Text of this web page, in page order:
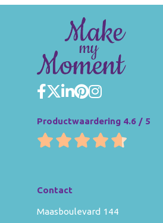
Productwaardering 4.6 / 5
Contact
Maasboulevard 144